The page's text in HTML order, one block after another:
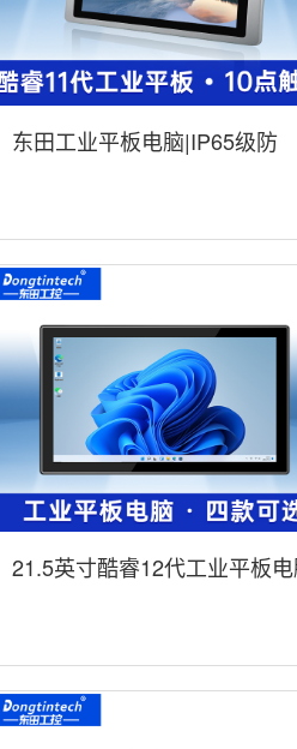
东田工业平板电脑|IP65级防
21.5英寸酷睿12代工业平板
1235U